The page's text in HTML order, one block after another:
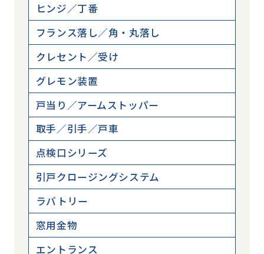
ヒンジ／丁番
フランス落し／角・丸落し
クレセント／受け
グレモン装置
戸当り／アームストッパー
取手／引手／戸車
点検口シリーズ
引戸クロージングシステム
ラバトリー
窓用金物
エントランス